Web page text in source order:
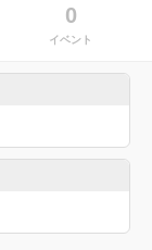
0
イベント